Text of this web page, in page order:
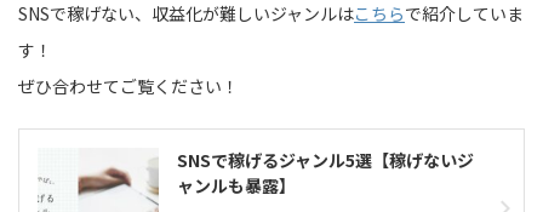
SNSで稼げない、収益化が難しいジャンルはこちらで紹介していま
す！
ぜひ合わせてご覧ください！
SNSで稼げるジャンル5選【稼げないジ
ャンルも暴露】